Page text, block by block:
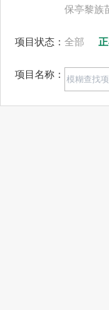
保亭黎族
项目状态： 全部
项目名称：